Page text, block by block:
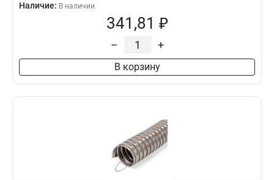
Наличие: В наличии
341,81 ₽
– +
В корзину